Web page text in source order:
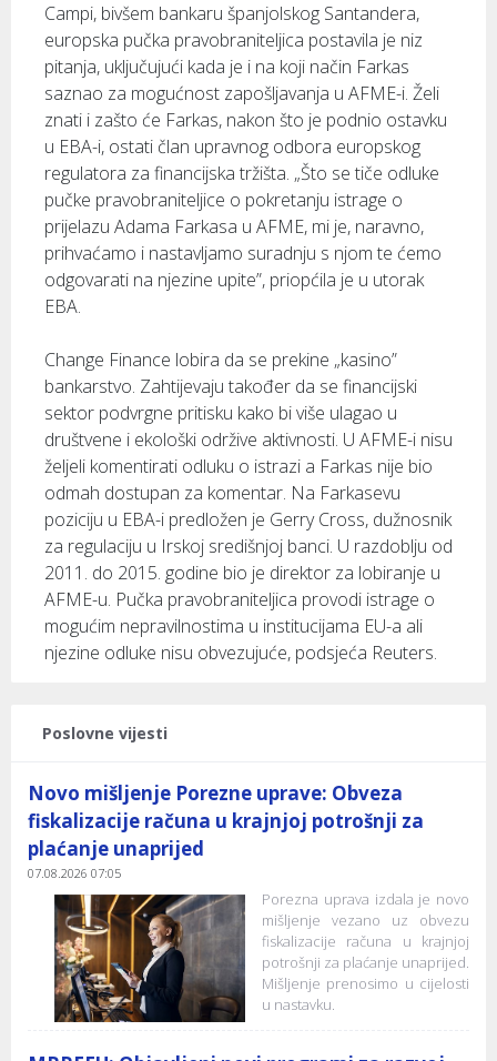
Campi, bivšem bankaru španjolskog Santandera,
europska pučka pravobraniteljica postavila je niz
pitanja, uključujući kada je i na koji način Farkas
saznao za mogućnost zapošljavanja u AFME-i. Želi
znati i zašto će Farkas, nakon što je podnio ostavku
u EBA-i, ostati član upravnog odbora europskog
regulatora za financijska tržišta. „Što se tiče odluke
pučke pravobraniteljice o pokretanju istrage o
prijelazu Adama Farkasa u AFME, mi je, naravno,
prihvaćamo i nastavljamo suradnju s njom te ćemo
odgovarati na njezine upite”, priopćila je u utorak
EBA.
Change Finance lobira da se prekine „kasino”
bankarstvo. Zahtijevaju također da se financijski
sektor podvrgne pritisku kako bi više ulagao u
društvene i ekološki održive aktivnosti. U AFME-i nisu
željeli komentirati odluku o istrazi a Farkas nije bio
odmah dostupan za komentar. Na Farkasevu
poziciju u EBA-i predložen je Gerry Cross, dužnosnik
za regulaciju u Irskoj središnjoj banci. U razdoblju od
2011. do 2015. godine bio je direktor za lobiranje u
AFME-u. Pučka pravobraniteljica provodi istrage o
mogućim nepravilnostima u institucijama EU-a ali
njezine odluke nisu obvezujuće, podsjeća Reuters.
Poslovne vijesti
Novo mišljenje Porezne uprave: Obveza
fiskalizacije računa u krajnjoj potrošnji za
plaćanje unaprijed
07.08.2026 07:05
Porezna uprava izdala je novo
mišljenje vezano uz obvezu
fiskalizacije računa u krajnjoj
potrošnji za plaćanje unaprijed.
Mišljenje prenosimo u cijelosti
u nastavku.